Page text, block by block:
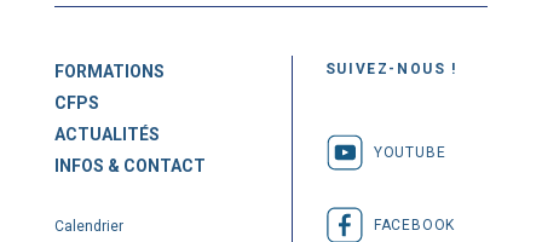
FORMATIONS
CFPS
ACTUALITÉS
INFOS & CONTACT
Calendrier
SUIVEZ-NOUS !
YOUTUBE
FACEBOOK